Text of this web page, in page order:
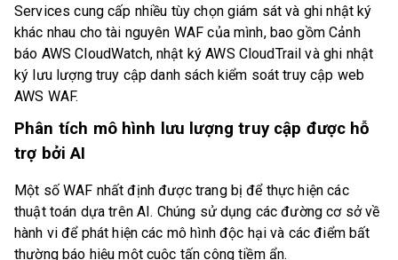
Services cung cấp nhiều tùy chọn giám sát và ghi nhật ký
khác nhau cho tài nguyên WAF của mình, bao gồm Cảnh
báo AWS CloudWatch, nhật ký AWS CloudTrail và ghi nhật
ký lưu lượng truy cập danh sách kiểm soát truy cập web
AWS WAF.
Phân tích mô hình lưu lượng truy cập được hỗ
trợ bởi AI
Một số WAF nhất định được trang bị để thực hiện các
thuật toán dựa trên AI. Chúng sử dụng các đường cơ sở về
hành vi để phát hiện các mô hình độc hại và các điểm bất
thường báo hiệu một cuộc tấn công tiềm ẩn.